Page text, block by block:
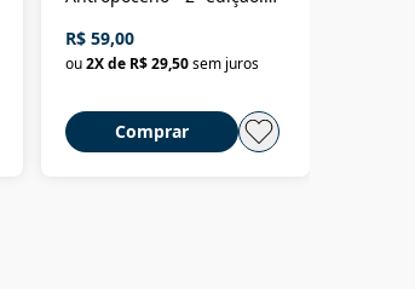
selvagem
R$ 59,00
ou2X de R$ 29,50sem juros
Comprar